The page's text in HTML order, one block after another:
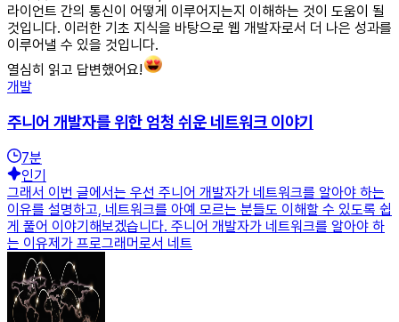
라이언트 간의 통신이 어떻게 이루어지는지 이해하는 것이 도움이 될
것입니다. 이러한 기초 지식을 바탕으로 웹 개발자로서 더 나은 성과를
이루어낼 수 있을 것입니다.
열심히 읽고 답변했어요!
개발
주니어 개발자를 위한 엄청 쉬운 네트워크 이야기
7분
인기
그래서 이번 글에서는 우선 주니어 개발자가 네트워크를 알아야 하는
이유를 설명하고, 네트워크를 아예 모르는 분들도 이해할 수 있도록 쉽
게 풀어 이야기해보겠습니다. 주니어 개발자가 네트워크를 알아야 하
는 이유제가 프로그래머로서 네트